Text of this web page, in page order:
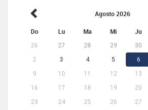
Agosto 2026
Do Lu Ma Mi Ju
26 27 28 29 30
2
3 4 5 6
9
10 11 12 13
16
17 18 19 20
23
24 25 26 27